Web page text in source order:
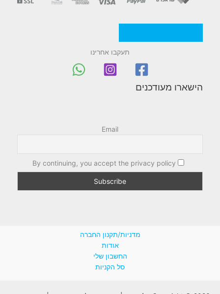
תעקבו אחרינו
הישארו מעודכנים
Email
By continuing, you accept the privacy policy
מדניות/תקנון החברה
אודות
החשבון שלי
סל הקניות